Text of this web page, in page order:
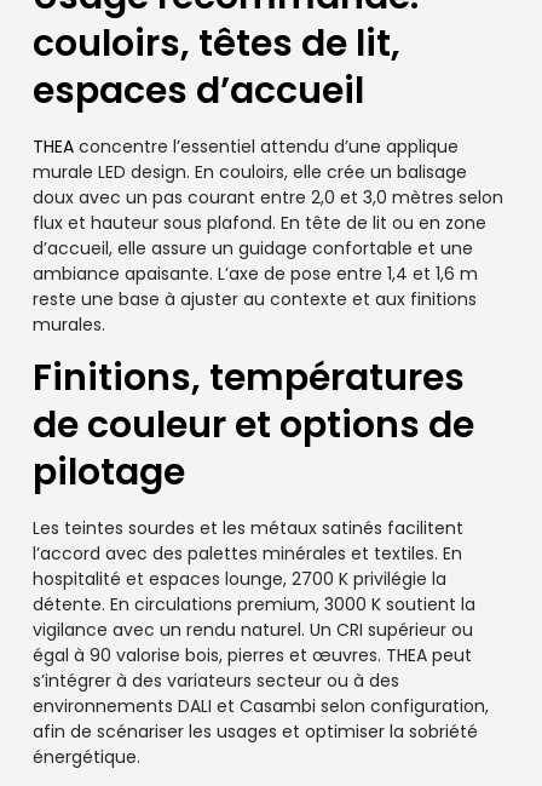
couloirs, têtes de lit,
espaces d’accueil
THEAconcentre l’essentiel attendu d’une applique
murale LED design. En couloirs, elle crée un balisage
doux avec un pas courant entre 2,0 et 3,0 mètres selon
flux et hauteur sous plafond. En tête de lit ou en zone
d’accueil, elle assure un guidage confortable et une
ambiance apaisante. L’axe de pose entre 1,4 et 1,6 m
reste une base à ajuster au contexte et aux finitions
murales.
Finitions, températures
de couleur et options de
pilotage
Les teintes sourdes et les métaux satinés facilitent
l’accord avec des palettes minérales et textiles. En
hospitalité et espaces lounge, 2700 K privilégie la
détente. En circulations premium, 3000 K soutient la
vigilance avec un rendu naturel. Un CRI supérieur ou
égal à 90 valorise bois, pierres et œuvres. THEA peut
s’intégrer à des variateurs secteur ou à des
environnements DALI et Casambi selon configuration,
afin de scénariser les usages et optimiser la sobriété
énergétique.